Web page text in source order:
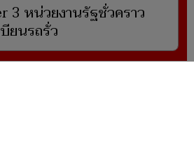
3 หน่วยงานรัฐชั่วคราว
ยนรถรั่ว